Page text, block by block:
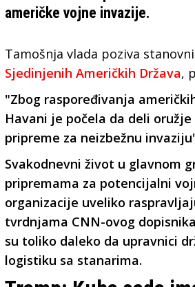
američke vojne invazije.
Tamošnja vlada poziva
Sjedinjenih Američkih Država,
"Zbog raspoređivanja
Havani je počela da deli
pripreme za neizbežnu
Svakodnevni život u glavnom
pripremama za potencijalni
organizacije uveliko
tvrdnjama CNN-ovog
su toliko daleko da upravnici
logistiku sa stanarima.